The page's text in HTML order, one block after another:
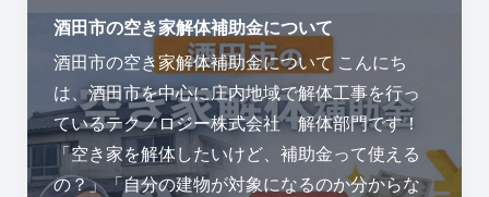
酒田市の空き家解体補助金について
酒田市の空き家解体補助金について こんにち
は、酒田市を中心に庄内地域で解体工事を行っ
ているテクノロジー株式会社 解体部門です！
「空き家を解体したいけど、補助金って使える
の？」「自分の建物が対象になるのか分からな